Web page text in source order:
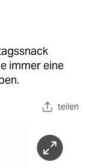
immer eine
teilen